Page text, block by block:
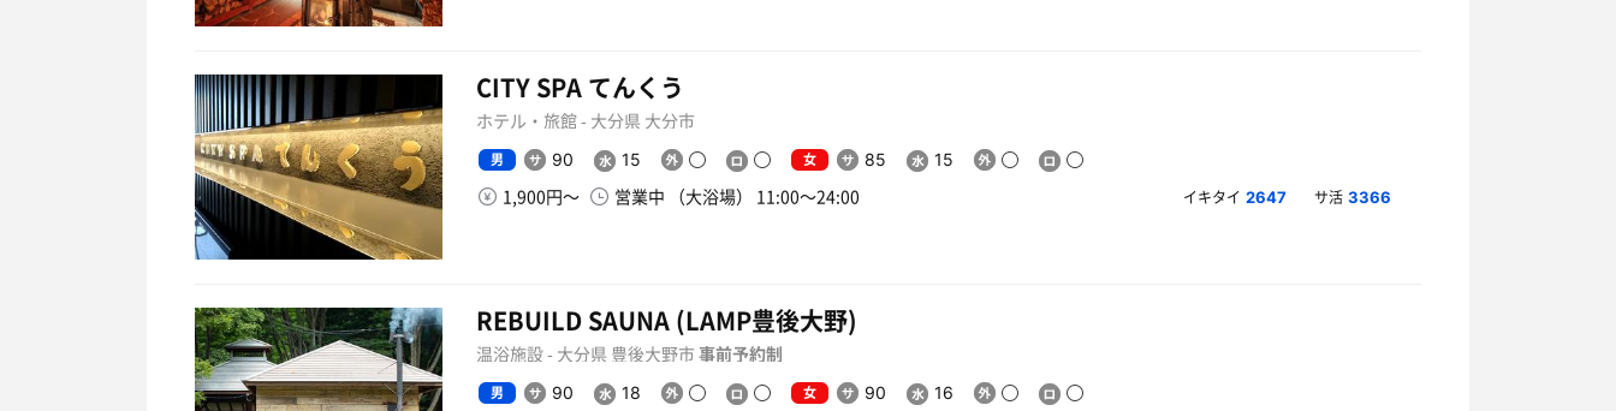
CITY SPA てんくう
ホテル・旅館 - 大分県 大分市
男 90 15 女 85 15
1,900円〜 営業中 （大浴場） 11:00〜24:00 イキタイ 2647 サ活 3366
REBUILD SAUNA (LAMP豊後大野)
温浴施設 - 大分県 豊後大野市事前予約制
男 90 18 女 90 16